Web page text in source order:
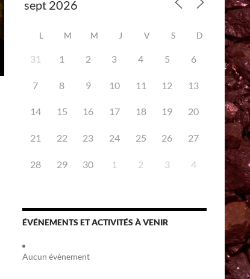
L M M J V S D
31 1 2 3 4 5 6
7 8 9 10 11 12 13
14 15 16 17 18 19 20
21 22 23 24 25 26 27
28 29 30 1 2 3 4
ÉVÉNEMENTS ET ACTIVITÉS À VENIR
Aucun évènement